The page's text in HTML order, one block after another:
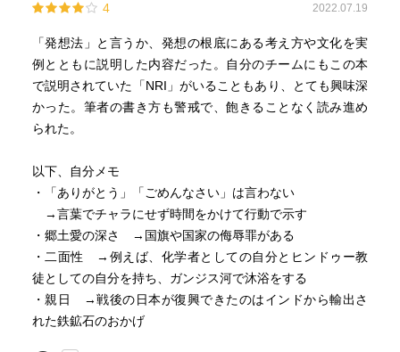
Thank you , sorryという言葉を使わない
代わりに no problem（お互い様の意味っぽい）
言葉でチャラにしたいのか？言葉と引き換えに感謝や謝罪
の気持ちが帳消しになる。本当にその気持ちがあるなら時
「愛は平和ではない。愛は戦いである」
思っても見なかった考え。国民性の表れか。
4 2022.07.19
「発想法」と言うか、発想の根底にある考え方や文化を実
例とともに説明した内容だった。自分のチームにもこの本
で説明されていた「NRI」がいることもあり、とても興味深
かった。筆者の書き方も警戒で、飽きることなく読み進め
られた。
以下、自分メモ
・「ありがとう」「ごめんなさい」は言わない
→言葉でチャラにせず時間をかけて行動で示す
・郷土愛の深さ →国旗や国家の侮辱罪がある
・二面性 →例えば、化学者としての自分とヒンドゥー教
徒としての自分を持ち、ガンジス河で沐浴をする
・親日 →戦後の日本が復興できたのはインドから輸出さ
れた鉄鉱石のおかげ